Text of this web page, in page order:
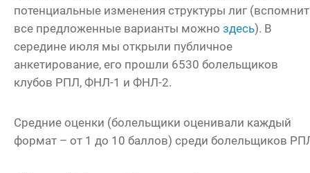
потенциальные изменения структуры лиг
все предложенные варианты можно здесь). В
середине июля мы открыли публичное
анкетирование, его прошли 6530 болельщиков
клубов РПЛ, ФНЛ-1 и ФНЛ-2.
Средние оценки (болельщики оценивали каждый
формат – от 1 до 10 баллов) среди болельщиков